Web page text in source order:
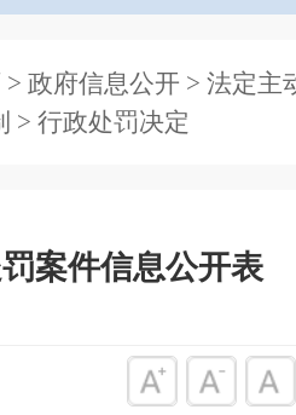
> 政府信息公开 > 法定主
> 行政处罚决定
案件信息公开表